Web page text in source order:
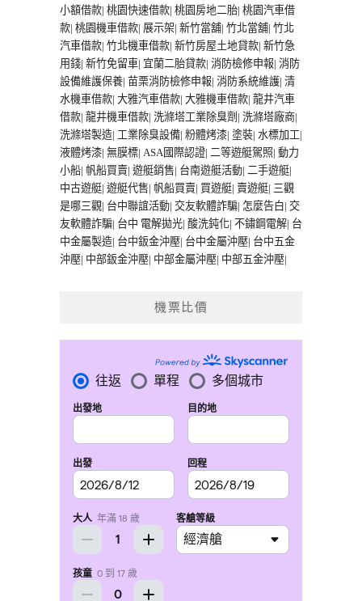
小額借款| 桃園快速借款| 桃園房地二胎| 桃園汽車借
款| 桃園機車借款| 展示架| 新竹當舖| 竹北當舖| 竹北
汽車借款| 竹北機車借款| 新竹房屋土地貸款| 新竹急
用錢| 新竹免留車| 宜蘭二胎貸款| 消防檢修申報| 消防
設備維護保養| 苗栗消防檢修申報| 消防系統維護| 清
水機車借款| 大雅汽車借款| 大雅機車借款| 龍井汽車
借款| 龍井機車借款| 洗滌塔工業除臭劑 | 洗滌塔廠商|
洗滌塔製造| 工業除臭設備| 粉體烤漆| 塗裝| 水標加工|
液體烤漆| 無膜標| ASA國際認證| 二等遊艇駕照| 動力
小船| 帆船買賣| 遊艇銷售| 台南遊艇活動| 二手遊艇|
中古遊艇| 遊艇代售| 帆船買賣| 買遊艇| 賣遊艇| 三觀
是哪三觀| 台中聯誼活動| 交友軟體詐騙| 怎麼告白| 交
友軟體詐騙| 台中 電解拋光| 酸洗鈍化| 不鏽鋼電解| 台
中金屬製造| 台中鈑金沖壓| 台中金屬沖壓| 台中五金
沖壓| 中部鈑金沖壓| 中部金屬沖壓| 中部五金沖壓|
機票比價